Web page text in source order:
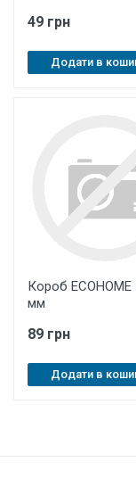
49 грн
Додати в
Короб ЕСОНОМЕ
мм
89 грн
Додати в